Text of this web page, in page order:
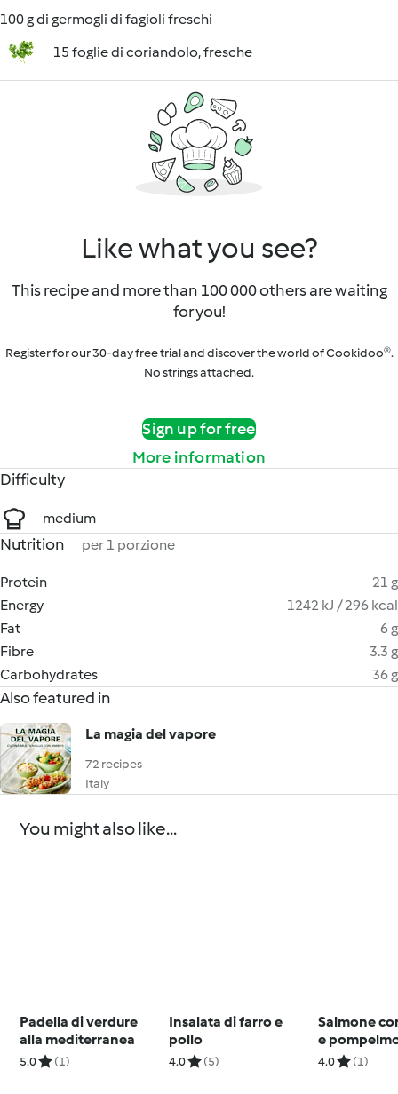
100 g di germogli di fagioli freschi
15 foglie di coriandolo, fresche
Like what you see?
This recipe and more than 100 000 others are waiting
for you!
Register for our 30-day free trial and discover the world of Cookidoo®.
No strings attached.
Sign up for free
More information
Difficulty
medium
Nutrition per 1 porzione
Protein
21 g
Energy
1242 kJ / 296 kcal
Fat
6 g
Fibre
3.3 g
Carbohydrates
36 g
Also featured in
La magia del vapore
72 recipes
Italy
You might also like...
Padella di verdure
alla mediterranea
5.0 (1)
Insalata di farro e
pollo
4.0 (5)
Salmone
e
4.0 (1)